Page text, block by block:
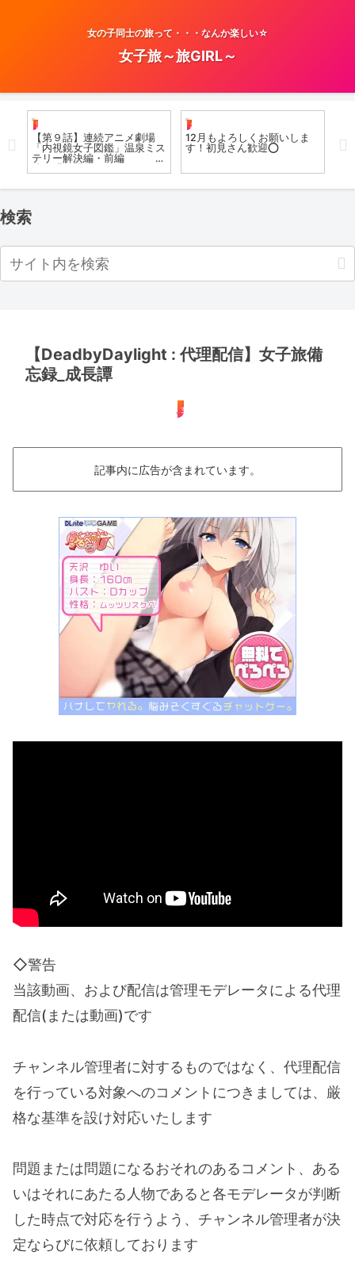
女の子同士の旅って・・・なんか楽しい☆
女子旅～旅GIRL～
足
温泉女子
【第９話】連続アニメ劇場
「内視鏡女子図鑑」温泉ミス
テリー解決編・前編 後
お風呂女子こての
12月もよろしくお願いしま
す！初見さん歓迎⭕️
【
ら
検索
【DeadbyDaylight : 代理配信】女子旅備
忘録_成長譚
女子旅
記事内に広告が含まれています。
◇警告
当該動画、および配信は管理モデレータによる代理
配信(または動画)です
チャンネル管理者に対するものではなく、代理配信
を行っている対象へのコメントにつきましては、厳
格な基準を設け対応いたします
問題または問題になるおそれのあるコメント、ある
いはそれにあたる人物であると各モデレータが判断
した時点で対応を行うよう、チャンネル管理者が決
定ならびに依頼しております